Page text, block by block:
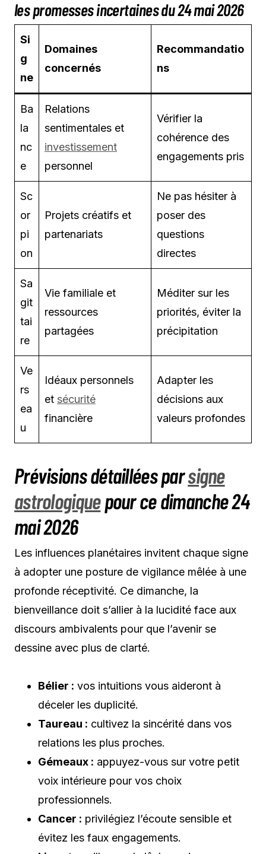
les promesses incertaines du 24 mai 2026
Si
g
ne
Domaines
concernés
Recommandatio
ns
Ba
la
nc
e
Relations
sentimentales et
investissement
personnel
Vérifier la
cohérence des
engagements pris
Sc
or
pi
on
Projets créatifs et
partenariats
Ne pas hésiter à
poser des
questions
directes
Sa
git
tai
re
Vie familiale et
ressources
partagées
Méditer sur les
priorités, éviter la
précipitation
Ve
rs
ea
u
Idéaux personnels
et sécurité
financière
Adapter les
décisions aux
valeurs profondes
Prévisions détaillées parsigne
astrologiquepour ce dimanche 24
mai 2026
Les influences planétaires invitent chaque signe
à adopter une posture de vigilance mêlée à une
profonde réceptivité. Ce dimanche, la
bienveillance doit s’allier à la lucidité face aux
discours ambivalents pour que l’avenir se
dessine avec plus de clarté.
Bélier : vos intuitions vous aideront à
déceler les duplicité.
Taureau : cultivez la sincérité dans vos
relations les plus proches.
Gémeaux : appuyez-vous sur votre petit
voix intérieure pour vos choix
professionnels.
Cancer : privilégiez l’écoute sensible et
évitez les faux engagements.